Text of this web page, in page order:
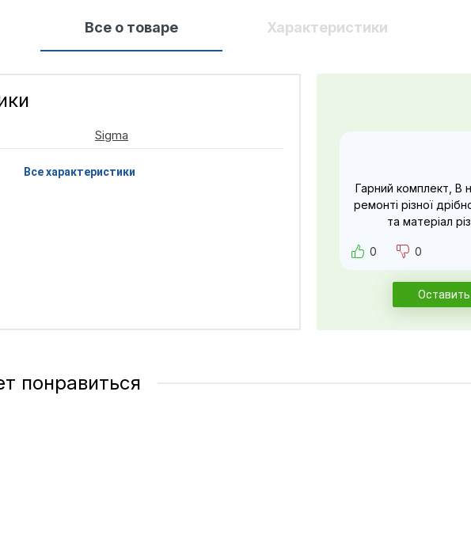
Все о товаре Характеристики
Sigma
Все характеристики
Гарний комплект, В
ремонті різної
та матеріал
0 0
понравиться